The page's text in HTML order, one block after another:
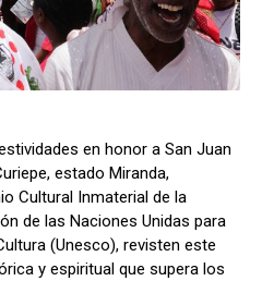
en honor a San Juan
estado Miranda,
Cultural Inmaterial de la
de las Naciones Unidas para
(Unesco), revisten este
y espiritual que supera los